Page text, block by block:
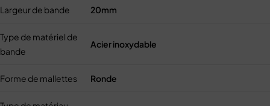
Largeur de bande 20mm
Type de matériel de
bande
Acier inoxydable
Forme de mallettes Ronde